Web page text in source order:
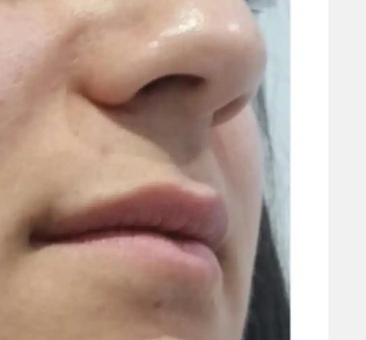
Zehava Ben yoram